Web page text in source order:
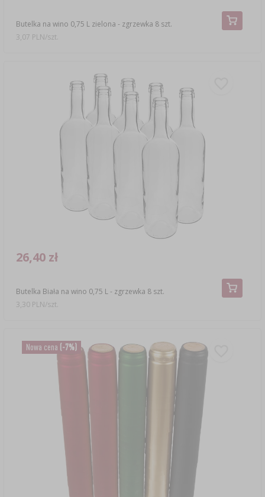
Butelka na wino 0,75 L zielona - zgrzewka 8 szt.
3,07 PLN/szt.
Butelka Biała na wino 0,75 L - zgrzewka 8 szt.
26,40 zł
3,30 PLN/szt.
Nowa cena (-7%)